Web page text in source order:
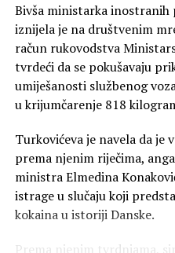
Bivša ministarka inostranih
iznijela je na društvenim
račun rukovodstva
tvrdeći da se pokušavaju
umiješanosti službenog
u krijumčarenje 818
Turkovićeva je navela da je
prema njenim riječima,
ministra Elmedina
istrage u slučaju koji
kokaina u istoriji Danske.
Prema njenim tvrdnjama,